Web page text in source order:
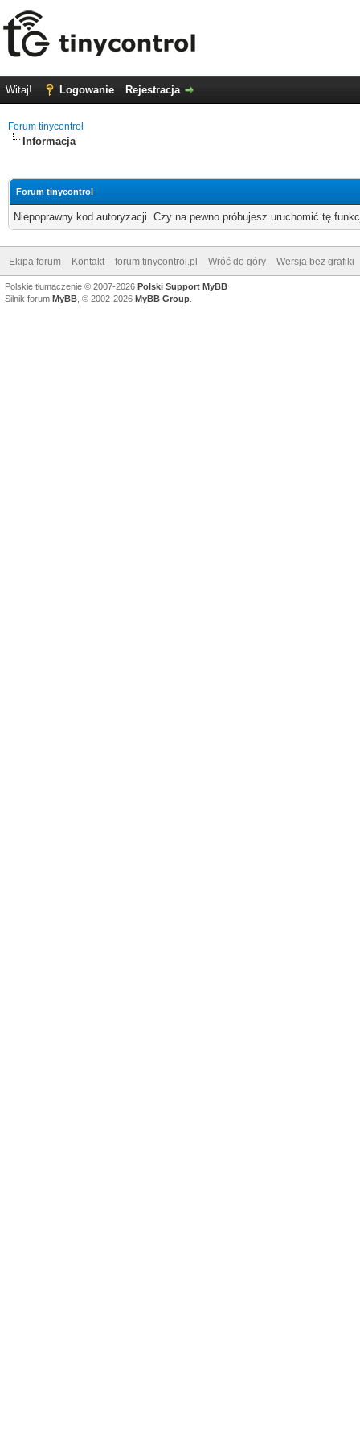
Witaj! Logowanie Rejestracja
Forum tinycontrol
Informacja
Forum tinycontrol
Niepoprawny kod autoryzacji. Czy na pewno próbujesz uruchomić tę
Ekipa forum Kontakt forum.tinycontrol.pl Wróć do góry Wersja bez grafiki
Polskie tłumaczenie © 2007-2026 Polski Support MyBB
Silnik forum MyBB , © 2002-2026 MyBB Group